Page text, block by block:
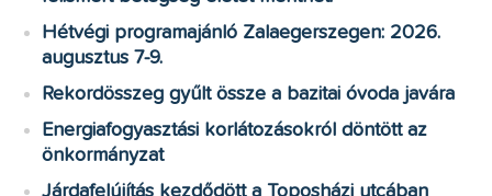
Hétvégi programajánló Zalaegerszegen: 2026.
augusztus 7-9.
Rekordösszeg gyűlt össze a bazitai óvoda javára
Energiafogyasztási korlátozásokról döntött az
önkormányzat
Járdafelújítás kezdődött a Toposházi utcában